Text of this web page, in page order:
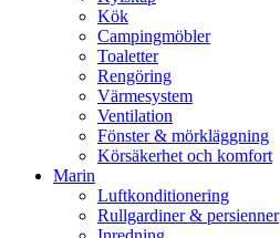
Kök
Campingmöbler
Toaletter
Rengöring
Värmesystem
Ventilation
Fönster & mörkläggning
Körsäkerhet och komfort
Marin
Luftkonditionering
Rullgardiner & persienner